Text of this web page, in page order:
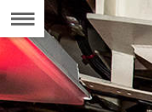
Naar
de